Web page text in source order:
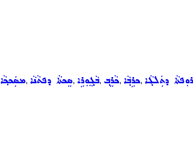
ܡܣܲܟܟ݂ܵܐ, ܣܸܟܬܵܐ ܕܦܬܵܢܵܐ, ܒܵܓ̰ܘܼܪܹܐ, ܟܵܪܸܒ݂, ܟܪܹܒ݂ܵܐ, ܕܬܲܠܓܵܐ